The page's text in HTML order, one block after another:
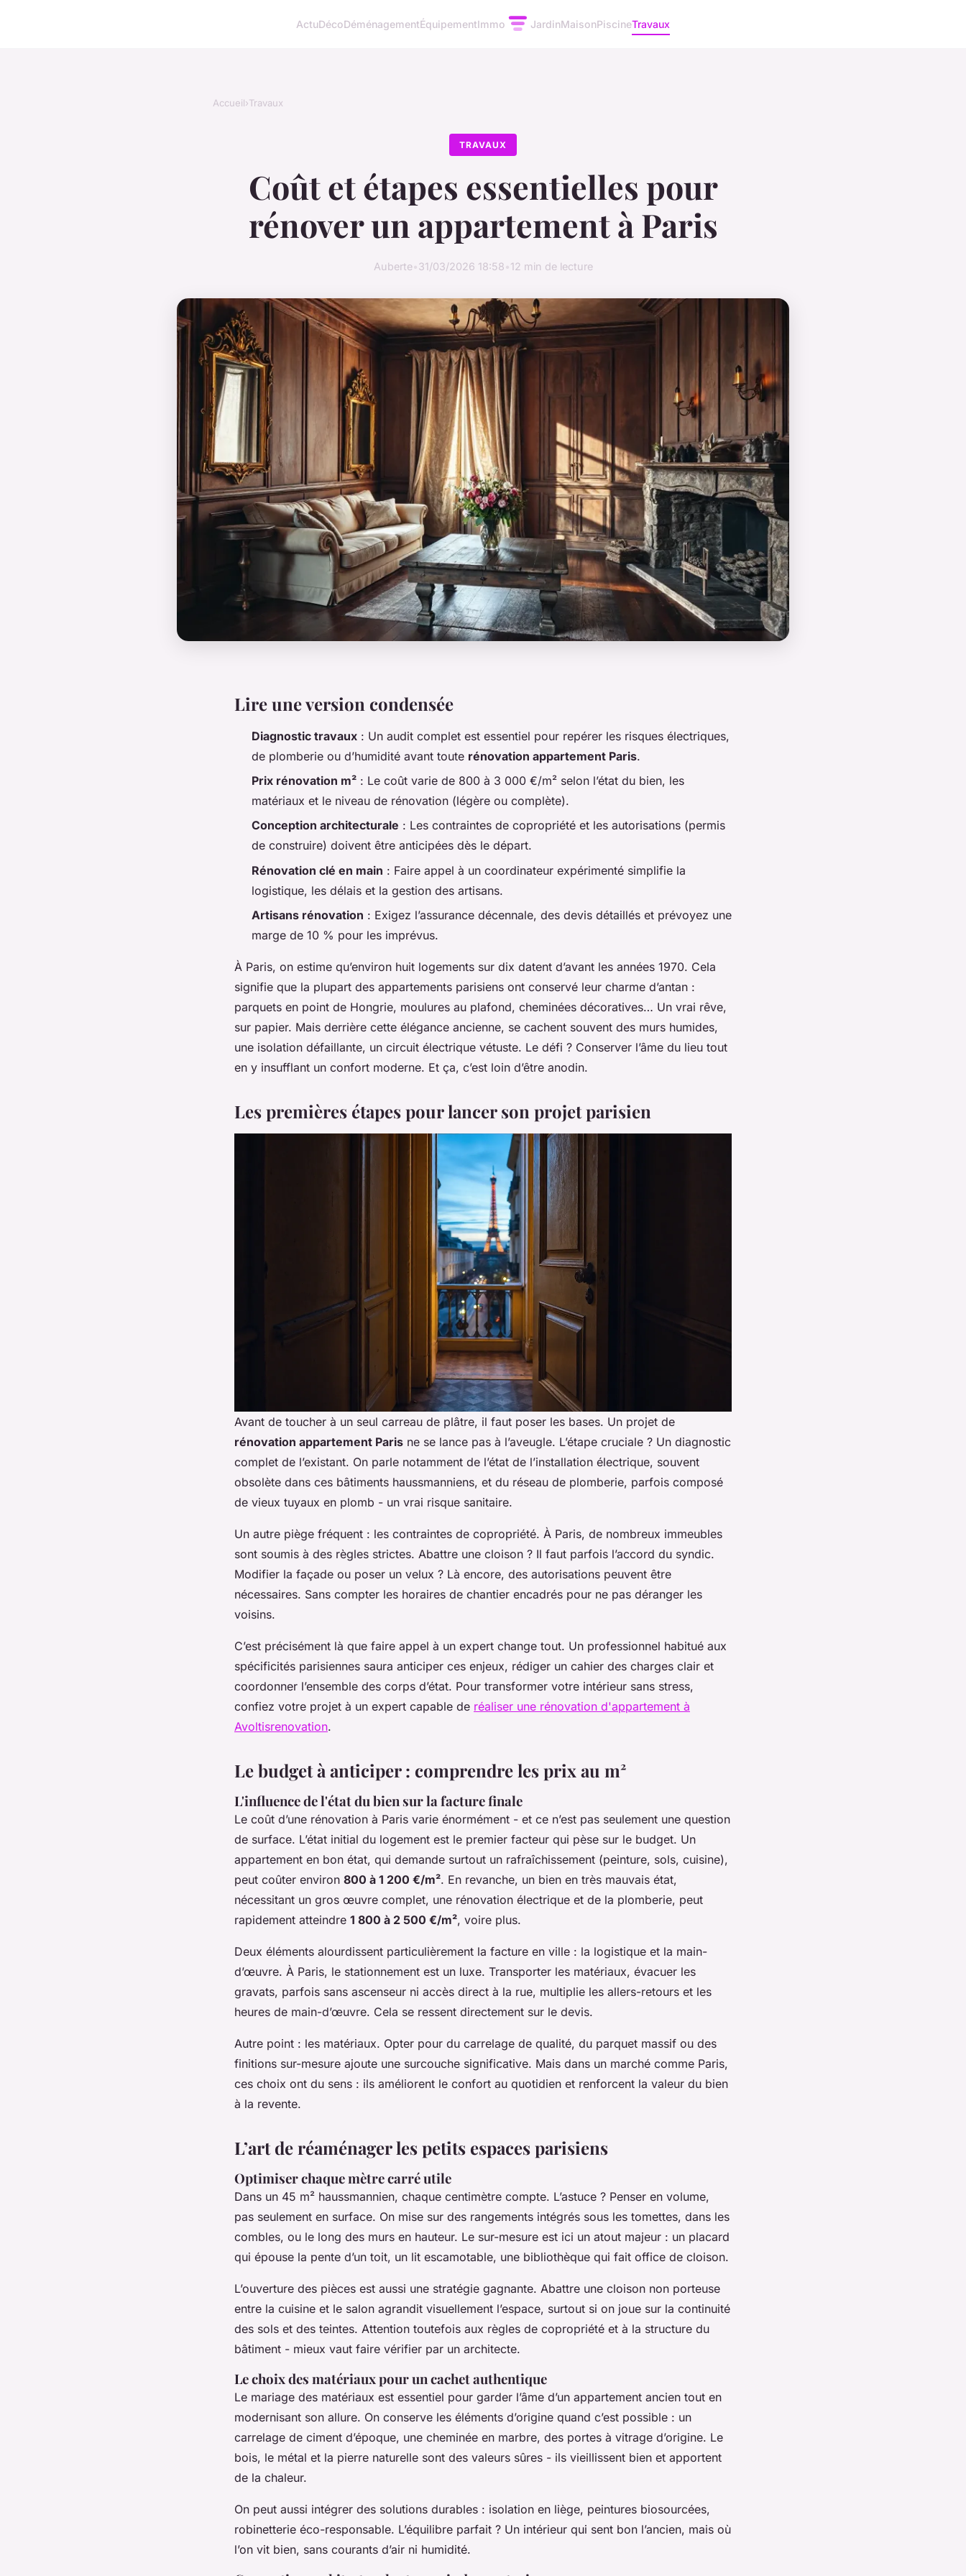
ActuDécoDéménagementÉquipementImmo JardinMaisonPiscineTravaux
Accueil›Travaux
TRAVAUX
Coût et étapes essentielles pour
rénover un appartement à Paris
Auberte• 31/03/2026 18:58 12 min de lecture
Lire une version condensée
Diagnostic travaux : Un audit complet est essentiel pour repérer les risques électriques,
de plomberie ou d’humidité avant toute rénovation appartement Paris.
Prix rénovation m² : Le coût varie de 800 à 3 000 €/m² selon l’état du bien, les
matériaux et le niveau de rénovation (légère ou complète).
Conception architecturale : Les contraintes de copropriété et les autorisations (permis
de construire) doivent être anticipées dès le départ.
Rénovation clé en main : Faire appel à un coordinateur expérimenté simplifie la
logistique, les délais et la gestion des artisans.
Artisans rénovation : Exigez l’assurance décennale, des devis détaillés et prévoyez une
marge de 10 % pour les imprévus.
À Paris, on estime qu’environ huit logements sur dix datent d’avant les années 1970. Cela
signifie que la plupart des appartements parisiens ont conservé leur charme d’antan :
parquets en point de Hongrie, moulures au plafond, cheminées décoratives… Un vrai rêve,
sur papier. Mais derrière cette élégance ancienne, se cachent souvent des murs humides,
une isolation défaillante, un circuit électrique vétuste. Le défi ? Conserver l’âme du lieu tout
en y insufflant un confort moderne. Et ça, c’est loin d’être anodin.
Les premières étapes pour lancer son projet parisien
Avant de toucher à un seul carreau de plâtre, il faut poser les bases. Un projet de
rénovation appartement Paris ne se lance pas à l’aveugle. L’étape cruciale ? Un diagnostic
complet de l’existant. On parle notamment de l’état de l’installation électrique, souvent
obsolète dans ces bâtiments haussmanniens, et du réseau de plomberie, parfois composé
de vieux tuyaux en plomb - un vrai risque sanitaire.
Un autre piège fréquent : les contraintes de copropriété. À Paris, de nombreux immeubles
sont soumis à des règles strictes. Abattre une cloison ? Il faut parfois l’accord du syndic.
Modifier la façade ou poser un velux ? Là encore, des autorisations peuvent être
nécessaires. Sans compter les horaires de chantier encadrés pour ne pas déranger les
voisins.
C’est précisément là que faire appel à un expert change tout. Un professionnel habitué aux
spécificités parisiennes saura anticiper ces enjeux, rédiger un cahier des charges clair et
coordonner l’ensemble des corps d’état. Pour transformer votre intérieur sans stress,
confiez votre projet à un expert capable de réaliser une rénovation d'appartement à
Avoltisrenovation.
Le budget à anticiper : comprendre les prix au m²
L'influence de l'état du bien sur la facture finale
Le coût d’une rénovation à Paris varie énormément - et ce n’est pas seulement une question
de surface. L’état initial du logement est le premier facteur qui pèse sur le budget. Un
appartement en bon état, qui demande surtout un rafraîchissement (peinture, sols, cuisine),
peut coûter environ 800 à 1 200 €/m². En revanche, un bien en très mauvais état,
nécessitant un gros œuvre complet, une rénovation électrique et de la plomberie, peut
rapidement atteindre 1 800 à 2 500 €/m², voire plus.
Deux éléments alourdissent particulièrement la facture en ville : la logistique et la main-
d’œuvre. À Paris, le stationnement est un luxe. Transporter les matériaux, évacuer les
gravats, parfois sans ascenseur ni accès direct à la rue, multiplie les allers-retours et les
heures de main-d’œuvre. Cela se ressent directement sur le devis.
Autre point : les matériaux. Opter pour du carrelage de qualité, du parquet massif ou des
finitions sur-mesure ajoute une surcouche significative. Mais dans un marché comme Paris,
ces choix ont du sens : ils améliorent le confort au quotidien et renforcent la valeur du bien
à la revente.
L’art de réaménager les petits espaces parisiens
Optimiser chaque mètre carré utile
Dans un 45 m² haussmannien, chaque centimètre compte. L’astuce ? Penser en volume,
pas seulement en surface. On mise sur des rangements intégrés sous les tomettes, dans les
combles, ou le long des murs en hauteur. Le sur-mesure est ici un atout majeur : un placard
qui épouse la pente d’un toit, un lit escamotable, une bibliothèque qui fait office de cloison.
L’ouverture des pièces est aussi une stratégie gagnante. Abattre une cloison non porteuse
entre la cuisine et le salon agrandit visuellement l’espace, surtout si on joue sur la continuité
des sols et des teintes. Attention toutefois aux règles de copropriété et à la structure du
bâtiment - mieux vaut faire vérifier par un architecte.
Le choix des matériaux pour un cachet authentique
Le mariage des matériaux est essentiel pour garder l’âme d’un appartement ancien tout en
modernisant son allure. On conserve les éléments d’origine quand c’est possible : un
carrelage de ciment d’époque, une cheminée en marbre, des portes à vitrage d’origine. Le
bois, le métal et la pierre naturelle sont des valeurs sûres - ils vieillissent bien et apportent
de la chaleur.
On peut aussi intégrer des solutions durables : isolation en liège, peintures biosourcées,
robinetterie éco-responsable. L’équilibre parfait ? Un intérieur qui sent bon l’ancien, mais où
l’on vit bien, sans courants d’air ni humidité.